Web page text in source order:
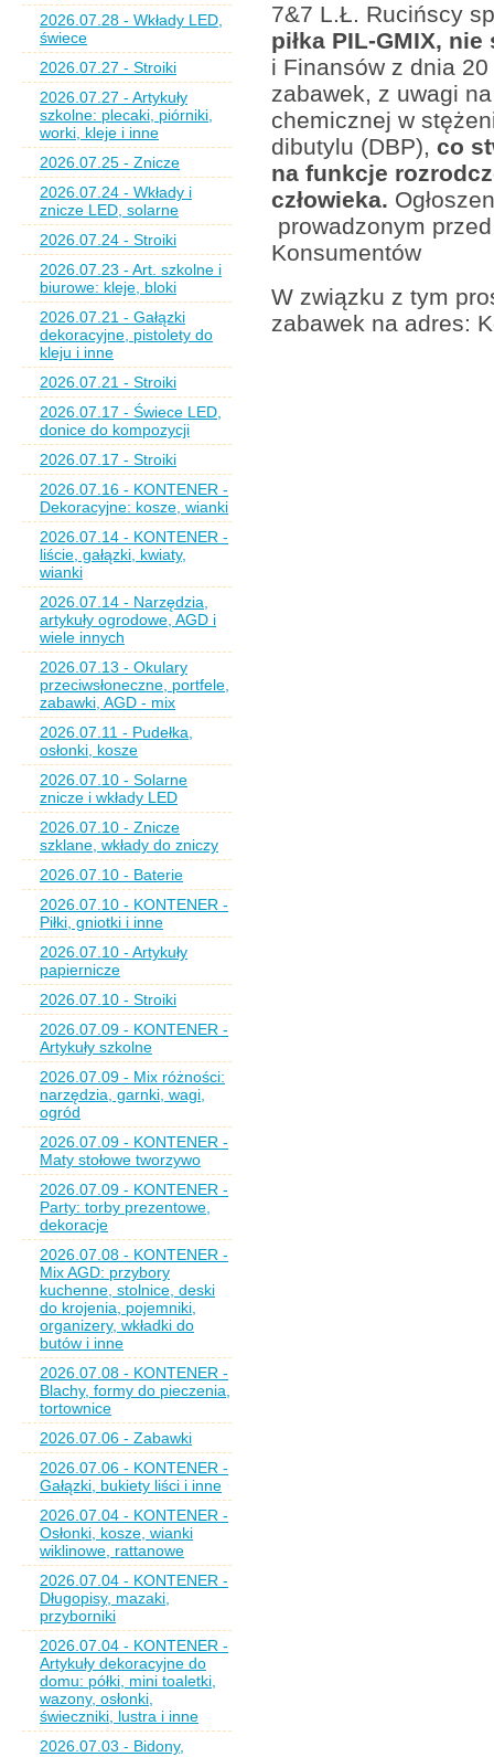
2026.07.28 - Wkłady LED,
świece
2026.07.27 - Stroiki
2026.07.27 - Artykuły
szkolne: plecaki, piórniki,
worki, kleje i inne
2026.07.25 - Znicze
2026.07.24 - Wkłady i
znicze LED, solarne
2026.07.24 - Stroiki
2026.07.23 - Art. szkolne i
biurowe: kleje, bloki
2026.07.21 - Gałązki
dekoracyjne, pistolety do
kleju i inne
2026.07.21 - Stroiki
2026.07.17 - Świece LED,
donice do kompozycji
2026.07.17 - Stroiki
2026.07.16 - KONTENER -
Dekoracyjne: kosze, wianki
2026.07.14 - KONTENER -
liście, gałązki, kwiaty,
wianki
2026.07.14 - Narzędzia,
artykuły ogrodowe, AGD i
wiele innych
2026.07.13 - Okulary
przeciwsłoneczne, portfele,
zabawki, AGD - mix
2026.07.11 - Pudełka,
osłonki, kosze
2026.07.10 - Solarne
znicze i wkłady LED
2026.07.10 - Znicze
szklane, wkłady do zniczy
2026.07.10 - Baterie
2026.07.10 - KONTENER -
Piłki, gniotki i inne
2026.07.10 - Artykuły
papiernicze
2026.07.10 - Stroiki
2026.07.09 - KONTENER -
Artykuły szkolne
2026.07.09 - Mix różności:
narzędzia, garnki, wagi,
ogród
2026.07.09 - KONTENER -
Maty stołowe tworzywo
2026.07.09 - KONTENER -
Party: torby prezentowe,
dekoracje
2026.07.08 - KONTENER -
Mix AGD: przybory
kuchenne, stolnice, deski
do krojenia, pojemniki,
organizery, wkładki do
butów i inne
2026.07.08 - KONTENER -
Blachy, formy do pieczenia,
tortownice
2026.07.06 - Zabawki
2026.07.06 - KONTENER -
Gałązki, bukiety liści i inne
2026.07.04 - KONTENER -
Osłonki, kosze, wianki
wiklinowe, rattanowe
2026.07.04 - KONTENER -
Długopisy, mazaki,
przyborniki
2026.07.04 - KONTENER -
Artykuły dekoracyjne do
domu: półki, mini toaletki,
wazony, osłonki,
świeczniki, lustra i inne
2026.07.03 - Bidony,
7&7 L.Ł. Rucińscy
piłka PIL-GMIX,
i Finansów z dnia
zabawek, z uwagi
chemicznej w
dibutylu (DBP), co
na funkcje
człowieka.
prowadzonym
Konsumentów
W związku z tym
zabawek na adres: